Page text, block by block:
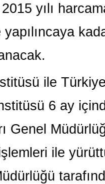
yılı
ile
6 ay
Genel
ile